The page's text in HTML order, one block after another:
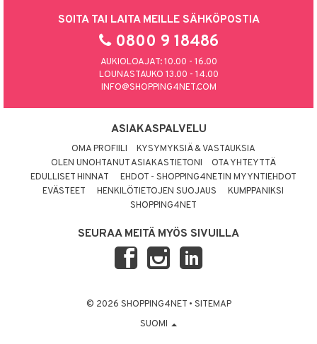
SOITA TAI LAITA MEILLE SÄHKÖPOSTIA
0800 9 18486
AUKIOLOAJAT: 10.00 - 16.00
LOUNASTAUKO 13.00 - 14.00
INFO@SHOPPING4NET.COM
ASIAKASPALVELU
OMA PROFIILI
KYSYMYKSIÄ & VASTAUKSIA
OLEN UNOHTANUT ASIAKASTIETONI
OTA YHTEYTTÄ
EDULLISET HINNAT
EHDOT - SHOPPING4NETIN MYYNTIEHDOT
EVÄSTEET
HENKILÖTIETOJEN SUOJAUS
KUMPPANIKSI
SHOPPING4NET
SEURAA MEITÄ MYÖS SIVUILLA
© 2026 SHOPPING4NET • SITEMAP
SUOMI